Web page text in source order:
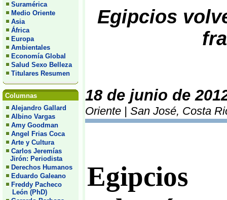
Suramérica
Medio Oriente
Asia
África
Europa
Ambientales
Economía Global
Salud Sexo Belleza
Titulares Resumen
Columnas
Alejandro Gallard
Albino Vargas
Amy Goodman
Angel Frias Coca
Arte y Cultura
Carlos Jeremías
Jirón: Periodista
Derechos Humanos
Eduardo Galeano
Freddy Pacheco
León (PhD)
Egipcios
18 de junio de
Oriente | San José, Costa
Egipcios